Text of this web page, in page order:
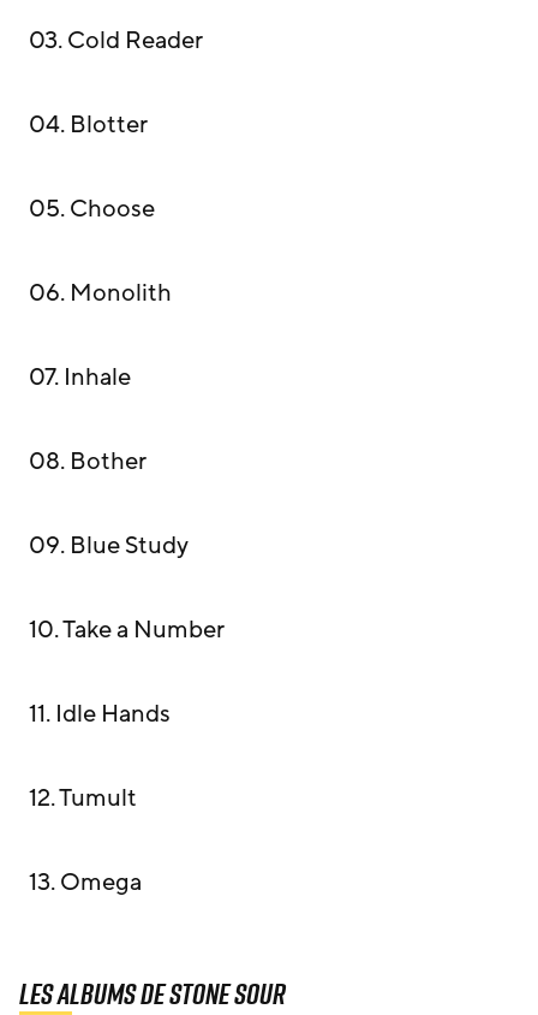
03. Cold Reader
04. Blotter
05. Choose
06. Monolith
07. Inhale
08. Bother
09. Blue Study
10. Take a Number
11. Idle Hands
12. Tumult
13. Omega
Les albums de Stone Sour